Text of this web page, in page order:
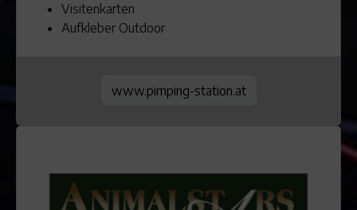
Visitenkarten
Aufkleber Outdoor
www.pimping-station.at